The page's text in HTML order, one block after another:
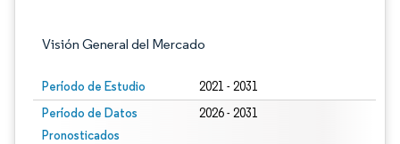
Visión General del Mercado
Período de Estudio 2021 - 2031
Período de Datos
Pronosticados
2026 - 2031